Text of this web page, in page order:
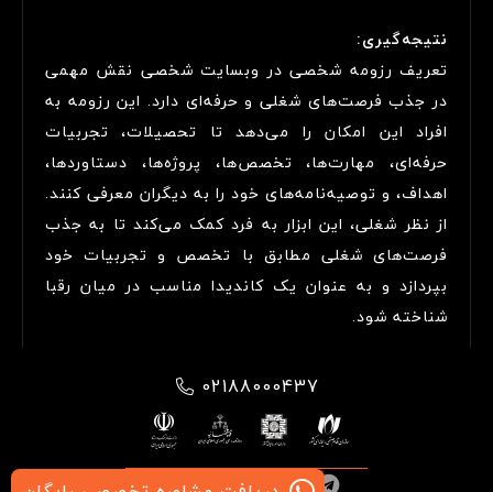
نتیجه‌گیری:
تعریف رزومه شخصی در وبسایت شخصی نقش مهمی
در جذب فرصت‌های شغلی و حرفه‌ای دارد. این رزومه به
افراد این امکان را می‌دهد تا تحصیلات، تجربیات
حرفه‌ای، مهارت‌ها، تخصص‌ها، پروژه‌ها، دستاوردها،
اهداف، و توصیه‌نامه‌های خود را به دیگران معرفی کنند.
از نظر شغلی، این ابزار به فرد کمک می‌کند تا به جذب
فرصت‌های شغلی مطابق با تخصص و تجربیات خود
بپردازد و به عنوان یک کاندیدا مناسب در میان رقبا
شناخته شود.
02188000437